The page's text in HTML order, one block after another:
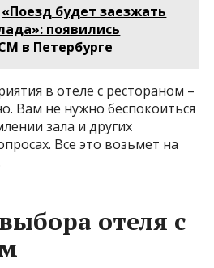
«Поезд будет заезжать
появились
в Петербурге
в отеле с рестораном –
Вам не нужно беспокоиться
зала и других
Все это возьмет на
отеля с